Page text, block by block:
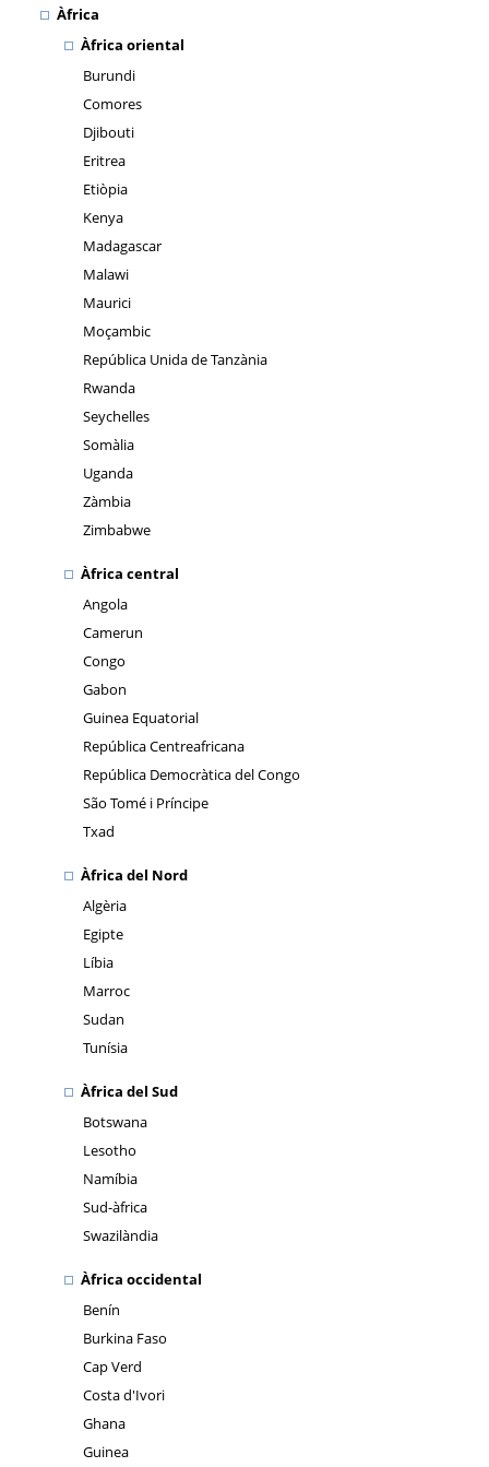
Àfrica
Àfrica oriental
Burundi
Comores
Djibouti
Eritrea
Etiòpia
Kenya
Madagascar
Malawi
Maurici
Moçambic
República Unida de Tanzània
Rwanda
Seychelles
Somàlia
Uganda
Zàmbia
Zimbabwe
Àfrica central
Angola
Camerun
Congo
Gabon
Guinea Equatorial
República Centreafricana
República Democràtica del Congo
São Tomé i Príncipe
Txad
Àfrica del Nord
Algèria
Egipte
Líbia
Marroc
Sudan
Tunísia
Àfrica del Sud
Botswana
Lesotho
Namíbia
Sud-àfrica
Swazilàndia
Àfrica occidental
Benín
Burkina Faso
Cap Verd
Costa d'Ivori
Ghana
Guinea